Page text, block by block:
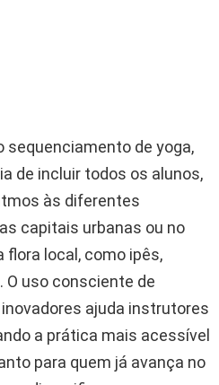
sequenciamento de yoga,
de incluir todos os alunos,
às diferentes
capitais urbanas ou no
flora local, como ipês,
O uso consciente de
ajuda instrutores
a prática mais acessível
para quem já avança no